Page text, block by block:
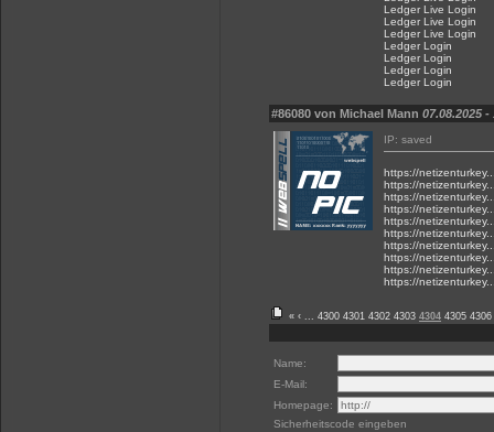
Ledger Live Login
Ledger Live Login
Ledger Live Login
Ledger Login
Ledger Login
Ledger Login
Ledger Login
#86080 von Michael Mann 07.08.2025 -
IP: saved
https://
https://
https://
https://
https://
https://
https://
https://
https://
https://
« ‹ ... 4300 4301 4302 4303 4304 4305 4306
Name:
E-Mail:
Homepage:
Sicherheitscode eingeben